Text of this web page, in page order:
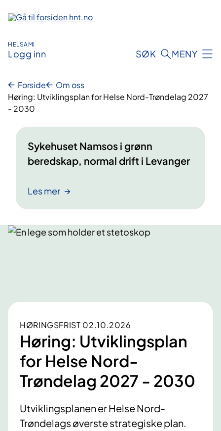
innhold
HELSAMI
Logg inn SØK MENY
Forside
Om oss
Høring: Utviklingsplan for Helse Nord-Trøndelag 2027
- 2030
Sykehuset Namsos i grønn
beredskap, normal drift i Levanger
Les mer
HØRINGSFRIST 02.10.2026
Høring: Utviklingsplan
for Helse Nord-
Trøndelag 2027 - 2030
Utviklingsplanen er Helse Nord-
Trøndelags øverste strategiske plan.